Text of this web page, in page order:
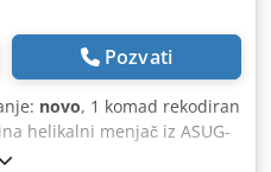
Pozvati
novo, 1 komad rekodiran
helikalni menjač iz ASUG-
delovi menjača, osim